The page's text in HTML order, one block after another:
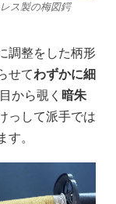
ス製の梅図鍔
調整をした柄形
せてわずかに細
から覗く 暗朱
っして派手では
す。